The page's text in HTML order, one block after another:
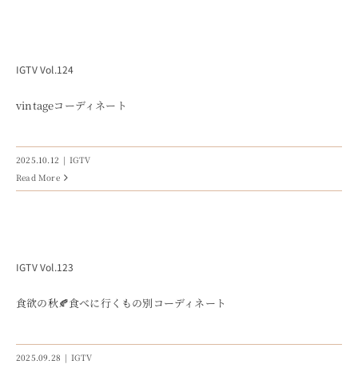
IGTV Vol.124
vintageコーディネート
2025.10.12 | IGTV
Read More
IGTV Vol.123
食欲の秋🍂食べに行くもの別コーディネート
2025.09.28 | IGTV